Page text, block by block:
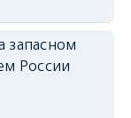
запасном
России